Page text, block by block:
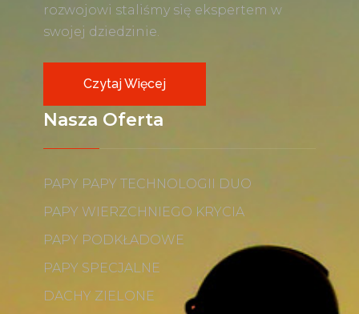
rozwojowi staliśmy się ekspertem w
swojej dziedzinie.
Czytaj Więcej
Nasza Oferta
PAPY PAPY TECHNOLOGII DUO
PAPY WIERZCHNIEGO KRYCIA
PAPY PODKŁADOWE
PAPY SPECJALNE
DACHY ZIELONE